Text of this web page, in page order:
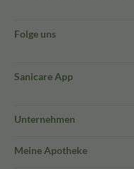
Folge uns
Sanicare App
Unternehmen
Meine Apotheke